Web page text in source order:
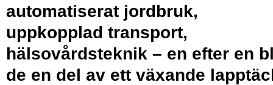
automatiserat jordbruk,
uppkopplad transport,
hälsovårdsteknik – en efter en
de en del av ett växande